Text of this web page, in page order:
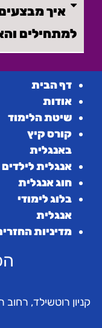
איך
למתחילים
דף הבית
אודות
שיטת הלימוד
קורס קיץ
באנגלית
אנגלית לילדים
חוג אנגלית
בלוג לימודי
אנגלית
מדיניות
קניון רוטשילד, רחוב רוטשיליד